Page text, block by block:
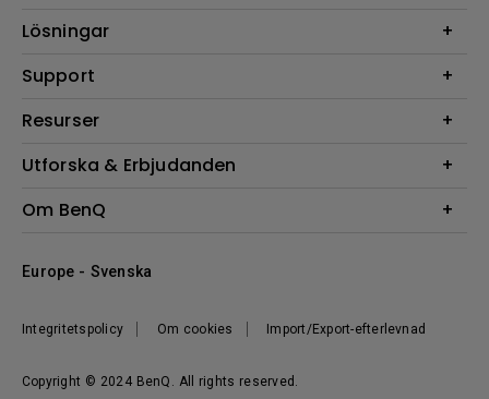
Projektorer
Belysning
Högtalare
Lösningar
Digital Display
Support
Support
Hämta Sök
Resurser
Projektor Kalkylator
Utforska & Erbjudanden
Events, Promotions & Webinars
Om BenQ
Corporate Social Responsibility
Nyheter
Copyright © 2024 BenQ. All rights reserved.
Integritetspolicy Om cookies Import/Export-efterlevnad
Europe - Svenska